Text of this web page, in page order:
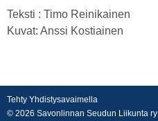
Teksti : Timo Reinikainen
Kuvat: Anssi Kostiainen
Tehty Yhdistysavaimella
© 2026 Savonlinnan Seudun Liikunta ry